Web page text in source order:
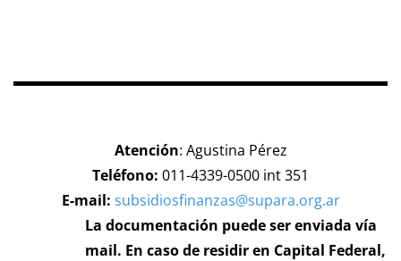
Atención: Agustina Pérez
Teléfono: 011-4339-0500 int 351
E-mail: subsidiosfinanzas@supara.org.ar
La documentación puede ser enviada vía
mail. En caso de residir en Capital Federal,